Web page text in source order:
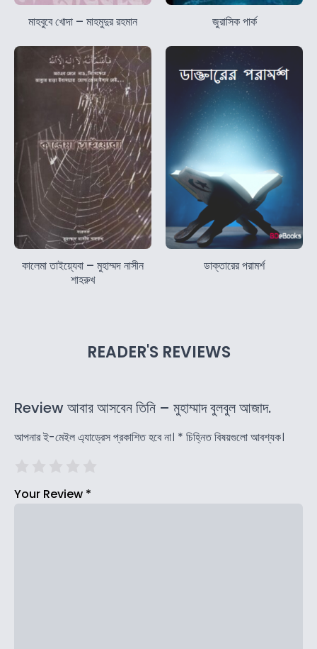
মাহবুবে খোদা – মাহমুদুর রহমান জুরাসিক পার্ক
কালেমা তাইয়্যেবা – মুহাম্মদ নাসীন
শাহরুখ
ডাক্তারের পরামর্শ
READER'S REVIEWS
Review আবার আসবেন তিনি – মুহাম্মাদ বুলবুল আজাদ.
আপনার ই-মেইল এ্যাড্রেস প্রকাশিত হবে না। * চিহ্নিত বিষয়গুলো আবশ্যক।
Your Review *